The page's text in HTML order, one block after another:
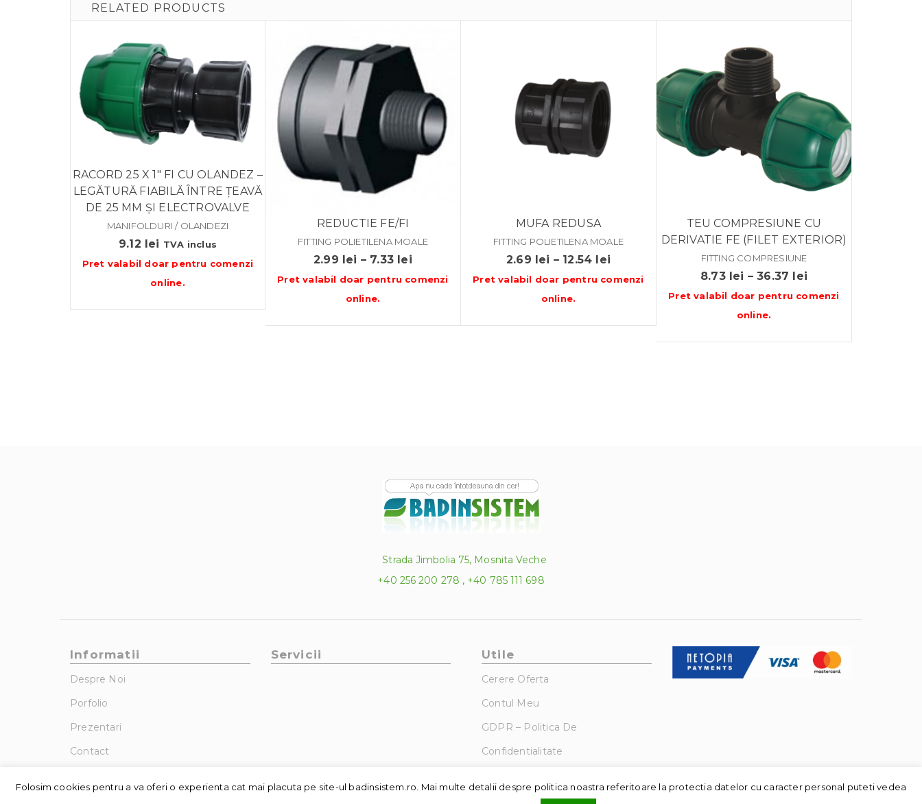
RELATED PRODUCTS
RACORD 25 X 1″ FI CU OLANDEZ –
LEGĂTURĂ FIABILĂ ÎNTRE ȚEAVĂ
DE 25 MM ȘI ELECTROVALVE
MANIFOLDURI / OLANDEZI
9.12 lei TVA inclus
Pret valabil doar pentru comenzi
online.
REDUCTIE FE/FI
FITTING POLIETILENA MOALE
2.99 lei – 7.33 leiInterval
de
Pret valabil doar pentru comenzi
online.
MUFA REDUSA
FITTING POLIETILENA MOALE
2.69 lei – 12.54 lei
de
Pret valabil doar pentru comenzi
online.
TEU COMPRESIUNE CU
DERIVATIE FE (FILET EXTERIOR)
FITTING COMPRESIUNE
8.73 lei – 36.37 lei
de
Pret valabil doar pentru comenzi
online.
Strada Jimbolia 75, Mosnita Veche
+40 256 200 278 , +40 785 111 698
Informatii
Despre Noi
Porfolio
Prezentari
Contact
Servicii Utile
Cerere Oferta
Contul Meu
GDPR – Politica De
Confidentialitate
Folosim cookies pentru a va oferi o experienta cat mai placuta pe site-ul badinsistem.ro. Mai multe detalii despre politica noastra referitoare la protectia datelor cu caracter personal puteti vedea